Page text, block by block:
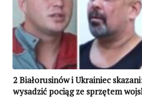
2 Białorusinów i Ukrainiec
wysadzić pociąg ze sprzętem